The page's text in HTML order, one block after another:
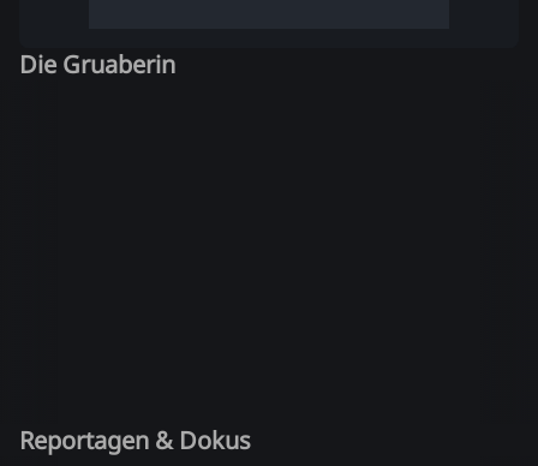
Die Gruaberin
Reportagen & Dokus